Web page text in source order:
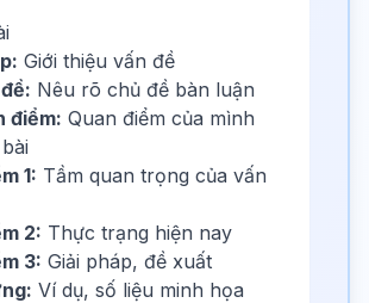
Giới thiệu vấn đề
Nêu rõ chủ đề bàn luận
điểm: Quan điểm của mình
1: Tầm quan trọng của vấn
2: Thực trạng hiện nay
3: Giải pháp, đề xuất
Ví dụ, số liệu minh họa